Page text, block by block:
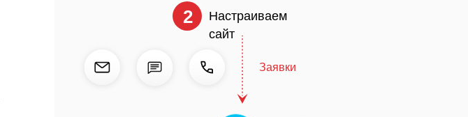
2
Настраиваем
сайт
Заявки